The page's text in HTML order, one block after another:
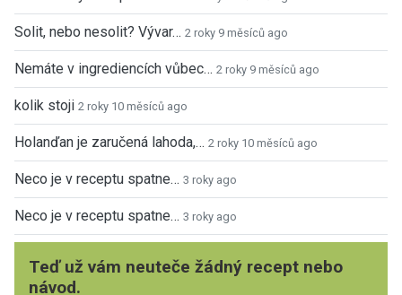
Solit, nebo nesolit? Vývar… 2 roky 9 měsíců ago
Nemáte v ingrediencích vůbec… 2 roky 9 měsíců ago
kolik stoji 2 roky 10 měsíců ago
Holanďan je zaručená lahoda,… 2 roky 10 měsíců ago
Neco je v receptu spatne… 3 roky ago
Neco je v receptu spatne… 3 roky ago
Teď už vám neuteče žádný recept nebo
návod.